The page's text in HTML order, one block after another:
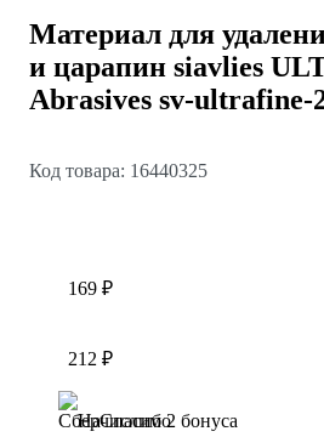
Материал для
и царапин siavlies
Abrasives sv-ultrafine-
Код товара: 16440325
169 ₽
212 ₽
Начислим 2 бонуса